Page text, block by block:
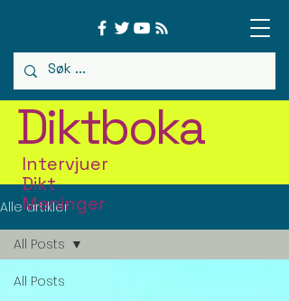
Diktboka
Intervjuer
Dikt
Meninger
Alle artikler
All Posts
All Posts